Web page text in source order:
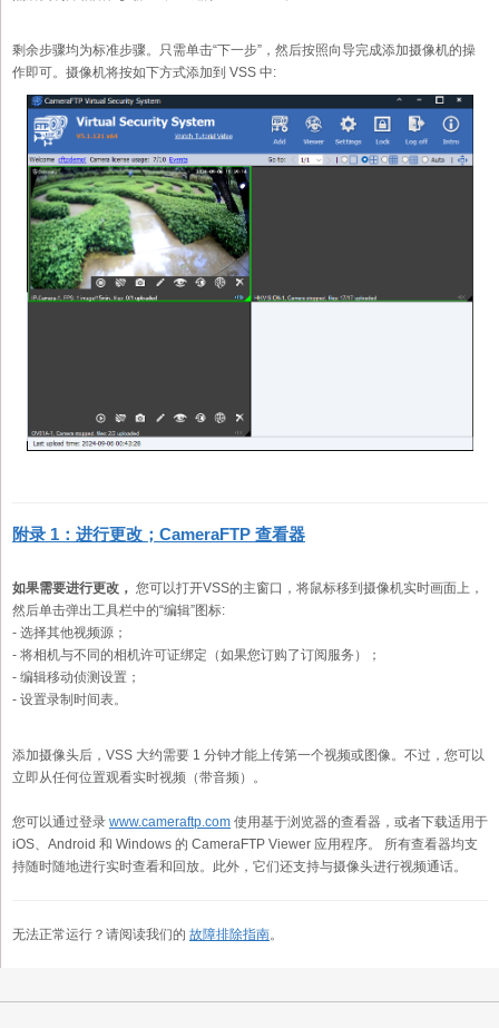
剩余步骤均为标准步骤。只需单击“下一步”，然后按照向导完成添加摄像机的操
作即可。摄像机将按如下方式添加到 VSS 中:
附录 1：进行更改；CameraFTP 查看器
如果需要进行更改， 您可以打开VSS的主窗口，将鼠标移到摄像机实时画面上，
然后单击弹出工具栏中的“编辑”图标:
- 选择其他视频源；
- 将相机与不同的相机许可证绑定（如果您订购了订阅服务）；
- 编辑移动侦测设置；
- 设置录制时间表。
添加摄像头后，VSS 大约需要 1 分钟才能上传第一个视频或图像。不过，您可以
立即从任何位置观看实时视频（带音频）。
您可以通过登录 www.cameraftp.com 使用基于浏览器的查看器，或者下载适用于
iOS、Android 和 Windows 的 CameraFTP Viewer 应用程序。 所有查看器均支
持随时随地进行实时查看和回放。此外，它们还支持与摄像头进行视频通话。
无法正常运行？请阅读我们的 故障排除指南。